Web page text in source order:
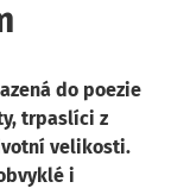
do poezie
trpaslíci z
velikosti.
i